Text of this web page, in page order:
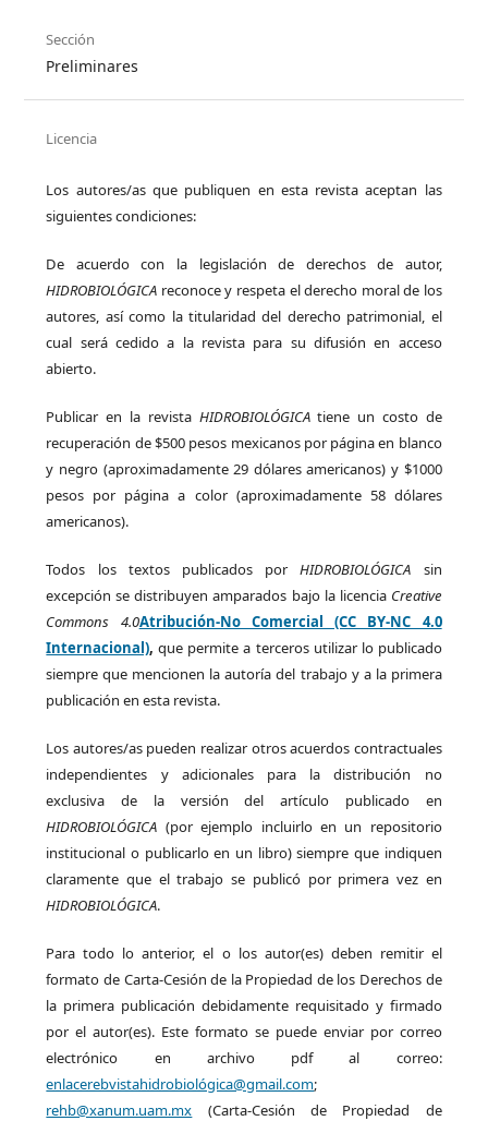
Sección
Preliminares
Licencia
Los autores/as que publiquen en esta revista aceptan las
siguientes condiciones:
De acuerdo con la legislación de derechos de autor,
HIDROBIOLÓGICA reconoce y respeta el derecho moral de los
autores, así como la titularidad del derecho patrimonial, el
cual será cedido a la revista para su difusión en acceso
abierto.
Publicar en la revista HIDROBIOLÓGICAtiene un costo de
recuperación de $500 pesos mexicanos por página en blanco
y negro (aproximadamente 29 dólares americanos) y $1000
pesos por página a color (aproximadamente 58 dólares
americanos).
Todos los textos publicados porHIDROBIOLÓGICA sin
excepción se distribuyen amparados bajo la licencia Creative
Commons 4.0Atribución-No Comercial (CC BY-NC 4.0
Internacional),que permite a terceros utilizar lo publicado
siempre que mencionen la autoría del trabajo y a la primera
publicación en esta revista.
Los autores/as pueden realizar otros acuerdos contractuales
independientes y adicionales para la distribución no
exclusiva de la versión del artículo publicado en
HIDROBIOLÓGICA (por ejemplo incluirlo en un repositorio
institucional o publicarlo en un libro) siempre que indiquen
claramente que el trabajo se publicó por primera vez en
HIDROBIOLÓGICA.
Para todo lo anterior, el o los autor(es) deben remitir el
formato de Carta-Cesión de la Propiedad de los Derechos de
la primera publicación debidamente requisitado y firmado
por el autor(es). Este formato se puede enviar por correo
electrónico en archivo pdf al correo:
enlacerebvistahidrobiológica@gmail.com;
rehb@xanum.uam.mx (Carta-Cesión de Propiedad de